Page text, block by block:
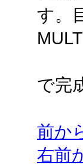
す。
で完
前か
右前